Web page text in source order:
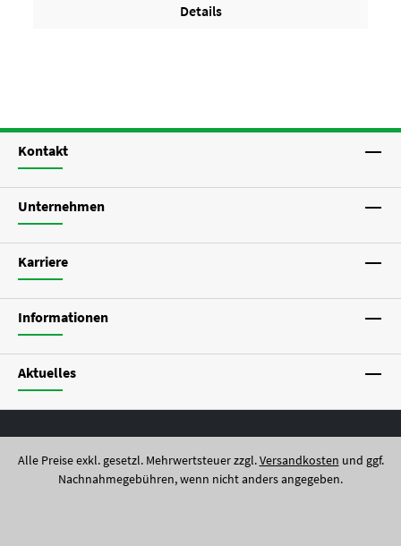
Details
Kontakt
Unternehmen
Karriere
Informationen
Aktuelles
Alle Preise exkl. gesetzl. Mehrwertsteuer zzgl.Versandkosten und ggf.
Nachnahmegebühren, wenn nicht anders angegeben.